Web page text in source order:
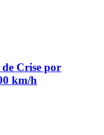
Crise por
km/h